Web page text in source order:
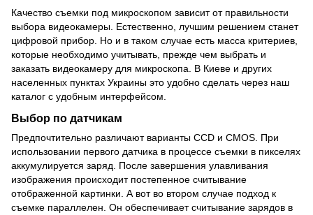
Качество съемки под микроскопом зависит от правильности
выбора видеокамеры. Естественно, лучшим решением станет
цифровой прибор. Но и в таком случае есть масса критериев,
которые необходимо учитывать, прежде чем выбрать и
заказать видеокамеру для микроскопа. В Киеве и других
населенных пунктах Украины это удобно сделать через наш
каталог с удобным интерфейсом.
Выбор по датчикам
Предпочтительно различают варианты CCD и CMOS. При
использовании первого датчика в процессе съемки в пикселях
аккумулируется заряд. После завершения улавливания
изображения происходит постепенное считывание
отображенной картинки. А вот во втором случае подход к
съемке параллелен. Он обеспечивает считывание зарядов в